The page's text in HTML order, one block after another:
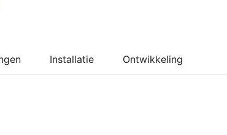
Installatie Ontwikkeling